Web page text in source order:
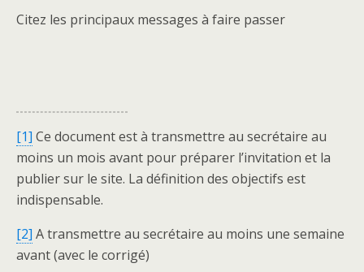
Citez les principaux messages à faire passer
[1] Ce document est à transmettre au secrétaire au
moins un mois avant pour préparer l’invitation et la
publier sur le site. La définition des objectifs est
indispensable.
[2] A transmettre au secrétaire au moins une semaine
avant (avec le corrigé)